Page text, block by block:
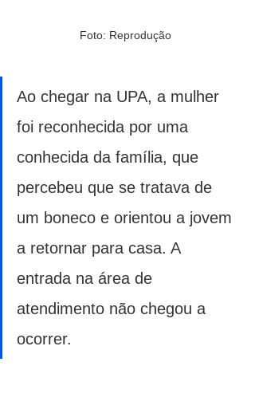
Foto: Reprodução
Ao chegar na UPA, a mulher
foi reconhecida por uma
conhecida da família, que
percebeu que se tratava de
um boneco e orientou a jovem
a retornar para casa. A
entrada na área de
atendimento não chegou a
ocorrer.